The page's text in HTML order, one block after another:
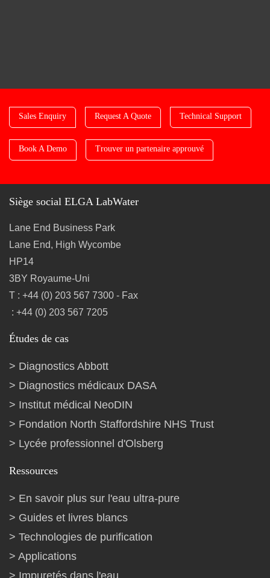
Sales Enquiry Request A Quote Technical Support
Book A Demo Trouver un partenaire approuvé
Siège social ELGA LabWater
Lane End Business Park
Lane End, High Wycombe
HP14
3BY Royaume-Uni
T : +44 (0) 203 567 7300 - Fax
: +44 (0) 203 567 7205
Études de cas
Diagnostics Abbott
Diagnostics médicaux DASA
Institut médical NeoDIN
Fondation North Staffordshire NHS Trust
Lycée professionnel d'Olsberg
Ressources
En savoir plus sur l'eau ultra-pure
Guides et livres blancs
Technologies de purification
Applications